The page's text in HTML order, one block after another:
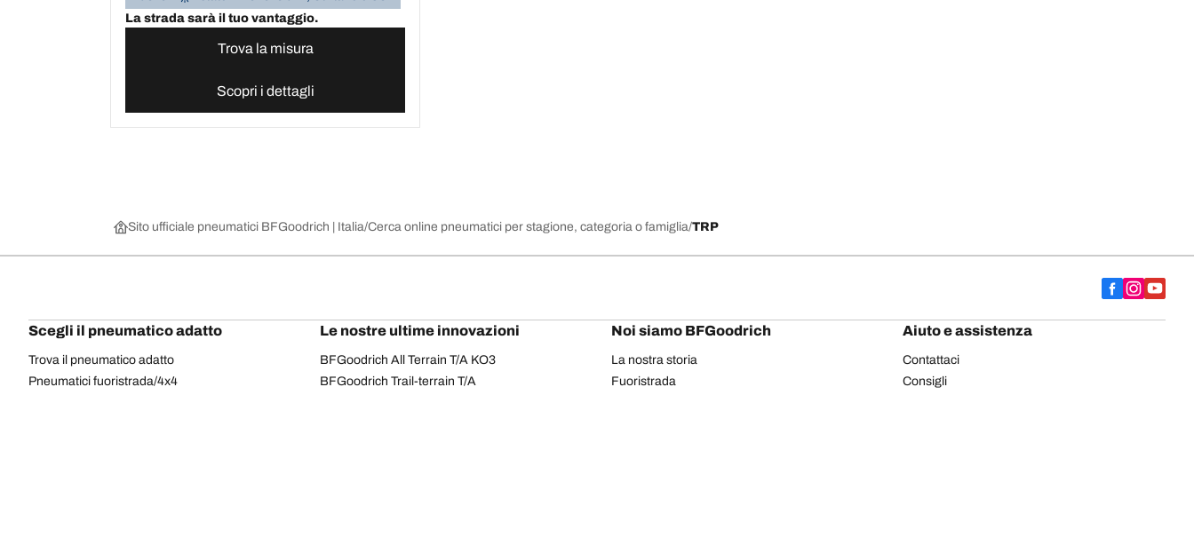
La strada sarà il tuo vantaggio.
Trova la misura
Scopri i dettagli
Sito ufficiale pneumatici BFGoodrich | Italia Cerca online pneumatici per stagione, categoria o famiglia TRP
Scegli il pneumatico adatto
Trova il pneumatico adatto
Pneumatici fuoristrada/4x4
Le nostre ultime innovazioni
BFGoodrich All Terrain T/A KO3
BFGoodrich Trail-terrain T/A
Noi siamo BFGoodrich
La nostra storia
Fuoristrada
Aiuto e assistenza
Contattaci
Consigli